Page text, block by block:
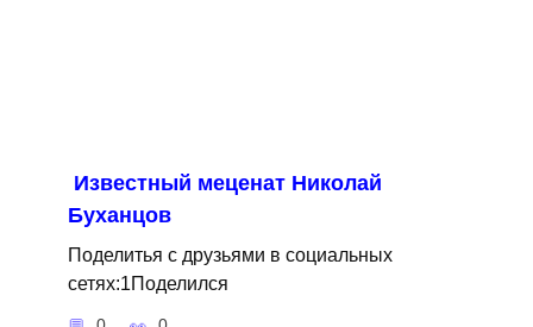
Известный меценат Николай
Буханцов
Поделитья с друзьями в социальных
сетях:1Поделился